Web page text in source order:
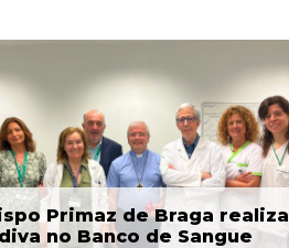
Primaz de Braga realiza
no Banco de Sangue
CIM Cávado e ULS Braga
arrancam com Conselho
Local de Saúde...
20 Jul 2026